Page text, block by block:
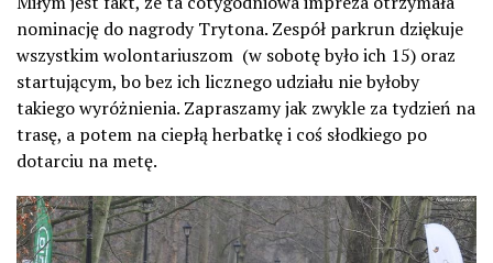
nominację do nagrody Trytona. Zespół parkrun dziękuje
wszystkim wolontariuszom (w sobotę było ich 15) oraz
startującym, bo bez ich licznego udziału nie byłoby
takiego wyróżnienia. Zapraszamy jak zwykle za tydzień na
trasę, a potem na ciepłą herbatkę i coś słodkiego po
dotarciu na metę.